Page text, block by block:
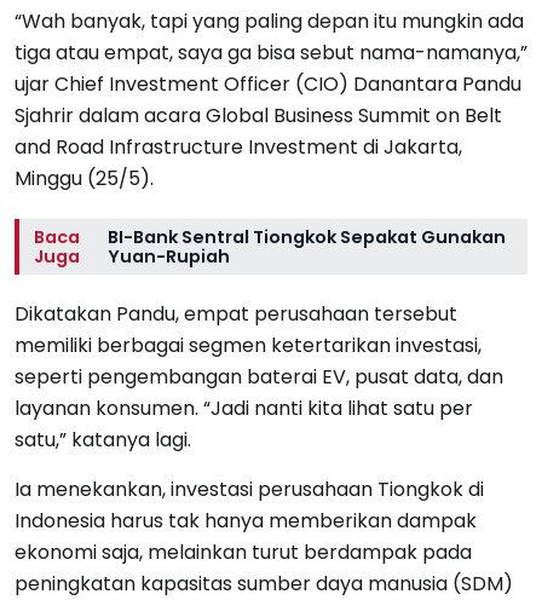
“Wah banyak, tapi yang paling depan itu mungkin ada
tiga atau empat, saya ga bisa sebut nama-namanya,”
ujar Chief Investment Officer (CIO) Danantara Pandu
Sjahrir dalam acara Global Business Summit on Belt
and Road Infrastructure Investment di Jakarta,
Minggu (25/5).
Baca
Juga
BI-Bank Sentral Tiongkok Sepakat Gunakan
Yuan-Rupiah
Dikatakan Pandu, empat perusahaan tersebut
memiliki berbagai segmen ketertarikan investasi,
seperti pengembangan baterai EV, pusat data, dan
layanan konsumen. “Jadi nanti kita lihat satu per
satu,” katanya lagi.
Ia menekankan, investasi perusahaan Tiongkok di
Indonesia harus tak hanya memberikan dampak
ekonomi saja, melainkan turut berdampak pada
peningkatan kapasitas sumber daya manusia (SDM)